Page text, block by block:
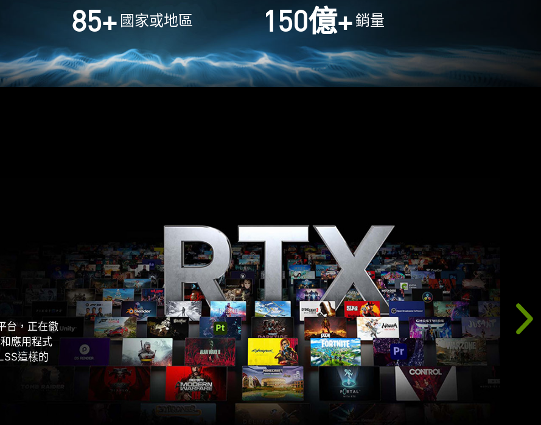
85+ 國家或地區 150億+銷量
台，正在徹
應用程式
這樣的